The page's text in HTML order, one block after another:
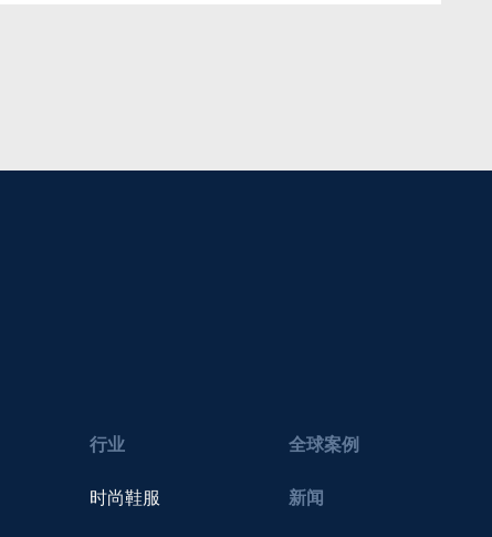
行业
时尚鞋服
全球案例
新闻